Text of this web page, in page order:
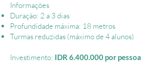
Informações
Duração: 2 a 3 dias
Profundidade máxima: 18 metros
Turmas reduzidas (máximo de 4 alunos)
Investimento: IDR 6.400.000 por pessoa